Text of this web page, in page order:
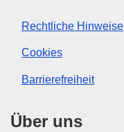
Rechtliche Hinweise
Cookies
Barrierefreiheit
Über uns